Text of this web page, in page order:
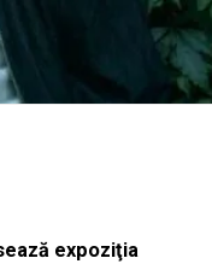
expoziţia